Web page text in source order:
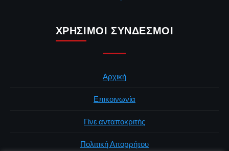
ΧΡΉΣΙΜΟΙ ΣΎΝΔΕΣΜΟΙ
Αρχική
Επικοινωνία
Γίνε ανταποκριτής
Πολιτική Απορρήτου